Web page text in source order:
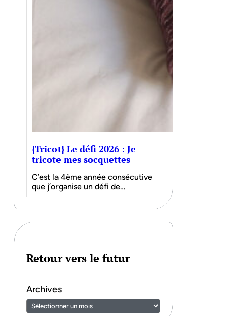
{Tricot} Le défi 2026 : Je
tricote mes socquettes
C’est la 4ème année consécutive
que j’organise un défi de…
Retour vers le futur
Archives